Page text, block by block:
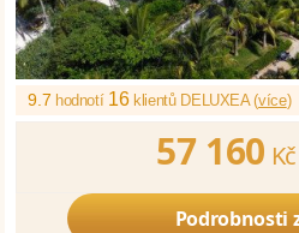
9.7 hodnotí 16klientů DELUXEA (více)
57 160
Podrobnosti